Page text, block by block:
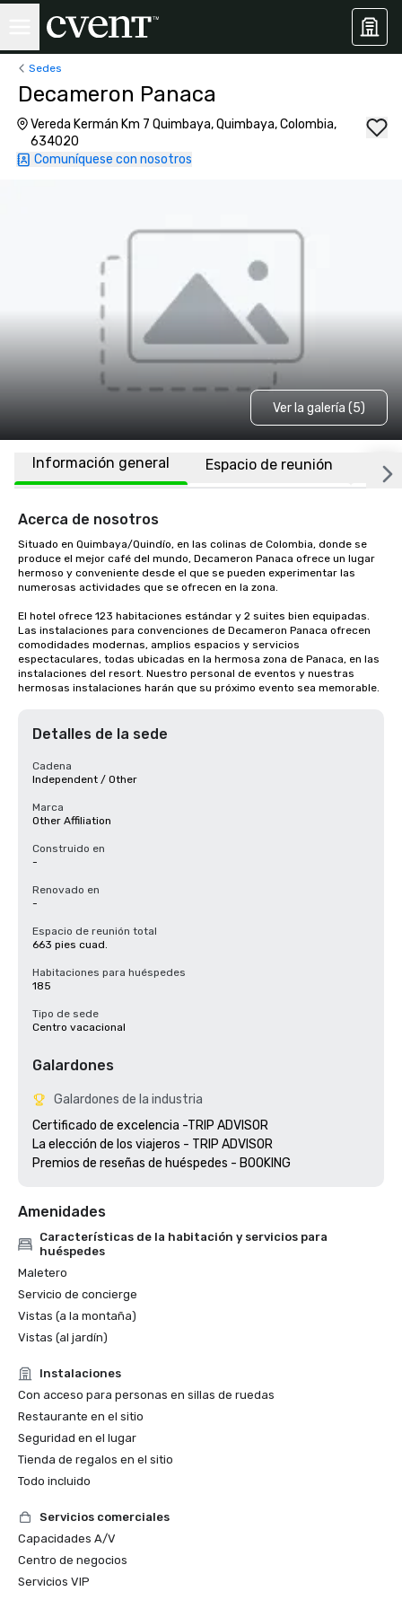
Sedes
Decameron Panaca
Vereda Kermán Km 7 Quimbaya, Quimbaya, Colombia,
634020
Comuníquese con nosotros
Ver la galería (5)
Información general Espacio de reunión
Acerca de nosotros
Situado en Quimbaya/Quindío, en las colinas de Colombia, donde se
produce el mejor café del mundo, Decameron Panaca ofrece un lugar
hermoso y conveniente desde el que se pueden experimentar las
numerosas actividades que se ofrecen en la zona.
El hotel ofrece 123 habitaciones estándar y 2 suites bien equipadas.
Las instalaciones para convenciones de Decameron Panaca ofrecen
comodidades modernas, amplios espacios y servicios
espectaculares, todas ubicadas en la hermosa zona de Panaca, en las
instalaciones del resort. Nuestro personal de eventos y nuestras
hermosas instalaciones harán que su próximo evento sea memorable.
Detalles de la sede
Cadena
Independent / Other
Marca
Other Affiliation
Construido en
-
Renovado en
-
Espacio de reunión total
663 pies cuad.
Habitaciones para huéspedes
185
Tipo de sede
Centro vacacional
Galardones
Galardones de la industria
Certificado de excelencia -TRIP ADVISOR
La elección de los viajeros - TRIP ADVISOR
Amenidades
Características de la habitación y servicios para
huéspedes
Maletero
Servicio de concierge
Vistas (a la montaña)
Vistas (al jardín)
Instalaciones
Con acceso para personas en sillas de ruedas
Restaurante en el sitio
Seguridad en el lugar
Tienda de regalos en el sitio
Todo incluido
Servicios comerciales
Capacidades A/V
Centro de negocios
Servicios VIP